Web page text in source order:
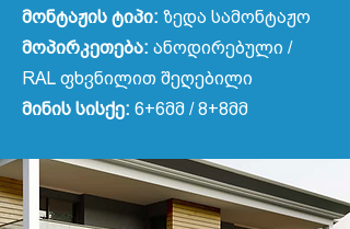
მონტაჟის ტიპი: ზედა სამონტაჟო
მოპირკეთება: ანოდირებული /
RAL ფხვნილით შეღებილი
მინის სისქე: 6+6მმ / 8+8მმ